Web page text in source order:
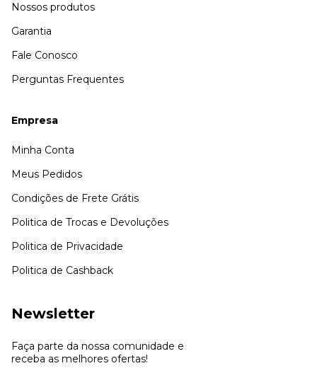
Nossos produtos
Garantia
Fale Conosco
Perguntas Frequentes
Empresa
Minha Conta
Meus Pedidos
Condições de Frete Grátis
Politica de Trocas e Devoluções
Politica de Privacidade
Politica de Cashback
Newsletter
Faça parte da nossa comunidade e
receba as melhores ofertas!